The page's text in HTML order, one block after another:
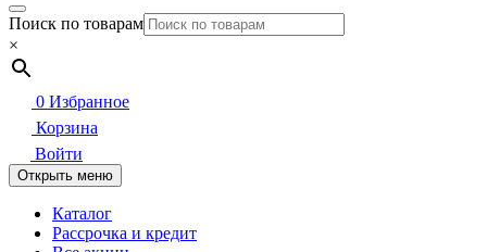
Поиск по товарам
×
0 Избранное
Корзина
Войти
Открыть меню
Каталог
Рассрочка и кредит